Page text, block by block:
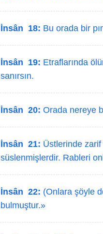
İnsân 18: Bu orada bir
İnsân 19: Etraflarında
sanırsın.
İnsân 20: Orada nereye
İnsân 21: Üstlerinde
süslenmişlerdir. Rableri
İnsân 22: (Onlara şöyle
bulmuştur.»